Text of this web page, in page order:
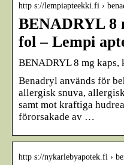
http s://lempiapteekki.fi ›
BENADRYL 8
fol – Lempi
BENADRYL 8 mg
Benadryl används för
allergisk snuva,
samt mot kraftiga
förorsakade av …
http s://nykarlebyapotek.fi ›